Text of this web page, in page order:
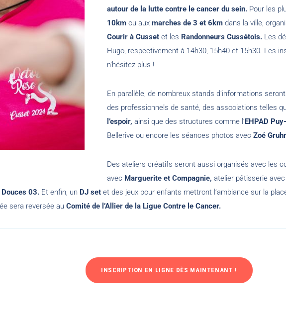
autour de la lutte contre le cancer du sein. Pour les
10km ou auxmarches de 3 et 6km dans la ville,
Courir à Cusset et les Randonneurs Cussétois. Les
Hugo, respectivement à 14h30, 15h40 et 15h30. Les
n’hésitez plus !
En parallèle, de nombreux stands d’informations
des professionnels de santé, des associations telles
l’espoir, ainsi que des structures comme l’EHPAD
Bellerive ou encore les séances photos avecZoé
Des ateliers créatifs seront aussi organisés avec les
avec Marguerite et Compagnie, atelier pâtisserie avec
03. Et enfin, un DJ set et des jeux pour enfants mettront l’ambiance sur la
sera reversée auComité de l’Allier de la Ligue Contre le Cancer.
INSCRIPTION EN LIGNE DÈS MAINTENANT !